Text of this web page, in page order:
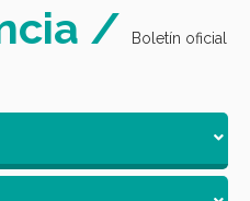
/
Boletín oficial